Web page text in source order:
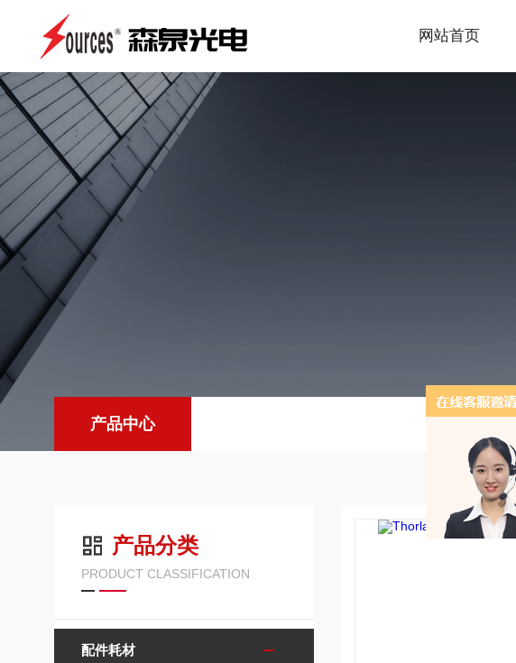
网站首页
产品中心
产品分类
PRODUCT CLASSIFICATION
配件耗材